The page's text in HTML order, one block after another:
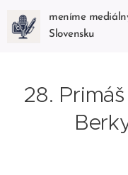
meníme
Slovensku
28.